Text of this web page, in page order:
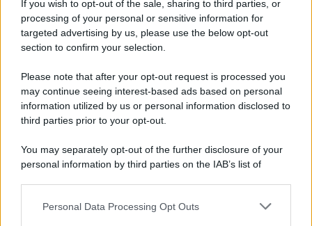
If you wish to opt-out of the sale, sharing to third parties, or
processing of your personal or sensitive information for
targeted advertising by us, please use the below opt-out
section to confirm your selection.
Please note that after your opt-out request is processed you
may continue seeing interest-based ads based on personal
information utilized by us or personal information disclosed to
third parties prior to your opt-out.
You may separately opt-out of the further disclosure of your
personal information by third parties on the IAB’s list of
This information may also be disclosed by us to third parties
Personal Data Processing Opt Outs
Gossip e TV è un sito di MASTE S.r.l.
viale Luigi Majno n. 21 - 20129 Milano (MI)
P.Iva 10909580960
Categorie
Gossip